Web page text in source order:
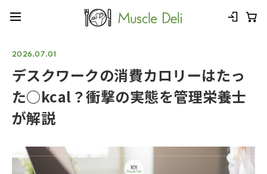
2026.07.01
デスクワークの消費カロリーはたっ
た○kcal？衝撃の実態を管理栄養士
が解説